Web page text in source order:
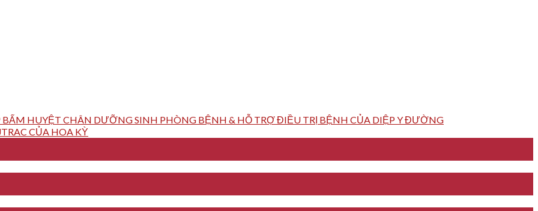
HUYỆT CHÂN DƯỠNG SINH PHÒNG BỆNH & HỖ TRỢ ĐIỀU TRỊ BỆNH CỦA DIỆP Y ĐƯỜNG
CỦA HOA KỲ